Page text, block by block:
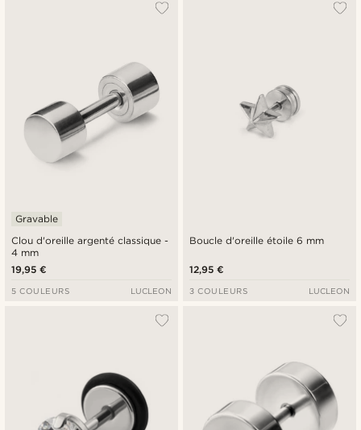
Clou d'oreille argenté classique -
4 mm
Gravable
19,95 €
5 COULEURS LUCLEON
Boucle d'oreille étoile 6 mm
12,95 €
3 COULEURS LUCLEON